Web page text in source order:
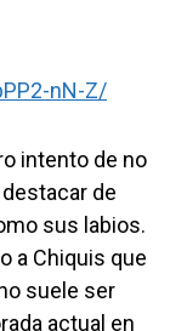
nN-Z/
intento de no
de
sus labios.
a Chiquis que
suele ser
actual en